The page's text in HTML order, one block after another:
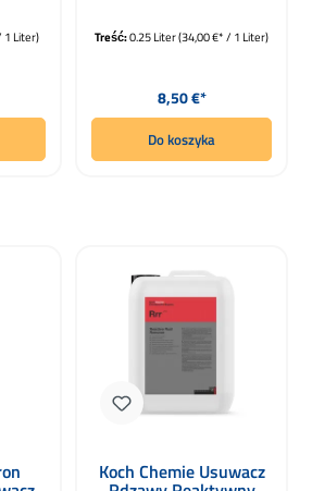
1 Liter) Treść:0.25 Liter(34,00 €* / 1 Liter)
Cena regularna:
8,50 €*
Do koszyka
Koch Chemie Usuwacz